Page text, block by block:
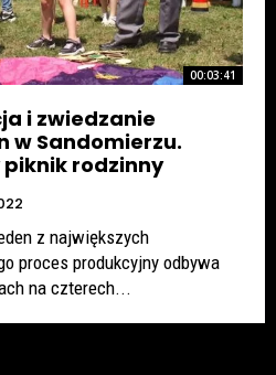
00:03:41
i zwiedzanie
w Sandomierzu.
rodzinny
z największych
proces produkcyjny odbywa
na czterech...